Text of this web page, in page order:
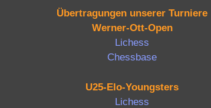
Übertragungen unserer Turniere
Werner-Ott-Open
Lichess
Chessbase
U25-Elo-Youngsters
Lichess